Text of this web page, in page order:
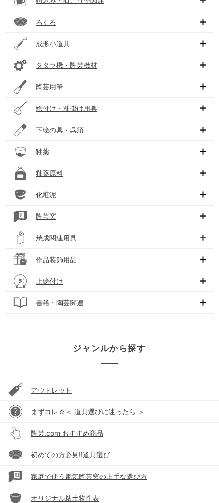
ろくろ
成形小道具
タタラ機・陶芸機材
陶芸用筆
絵付け・釉掛け用具
下絵の具・呉須
釉薬
釉薬原料
化粧泥
陶芸窯
焼成関連用具
作品装飾用品
上絵付け
書籍・陶芸関連
ジャンルから探す
アウトレット
まずコレ☆＜ 道具選びに迷ったら ＞
陶芸.com おすすめ商品
初めての方必見!!道具選び
家庭で使う電気陶芸窯の上手な選び方
オリジナル粘土物性表